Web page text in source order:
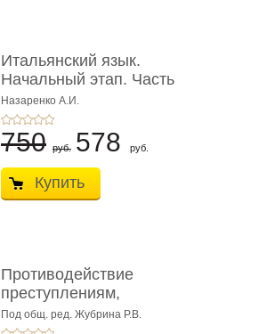
Итальянский язык.
Начальный этап. Часть
2. Учеб� ...
Назаренко А.И.
750 руб. 578 руб.
Купить
Противодействие
преступлениям,
совершаемым с ...
Под общ. ред. Жубрина Р.В.